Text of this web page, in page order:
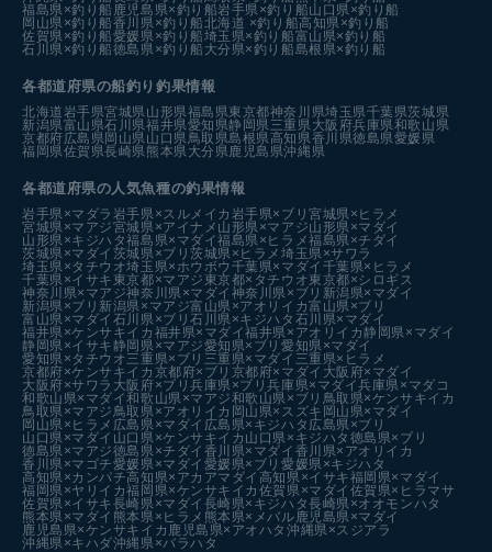
福島県×釣り船 鹿児島県×釣り船岩手県×釣り船山口県×釣り船
岡山県×釣り船香川県×釣り船北海道 ×釣り船高知県×釣り船
佐賀県×釣り船愛媛県×釣り船埼玉県×釣り船富山県×釣り船
石川県×釣り船徳島県×釣り船 大分県×釣り船島根県×釣り船
各都道府県の船釣り釣果情報
北海道 岩手県宮城県 山形県福島県東京都神奈川県埼玉県千葉県茨城県
新潟県富山県石川県福井県愛知県静岡県 三重県 大阪府兵庫県和歌山県
京都府広島県岡山県 山口県 鳥取県島根県高知県香川県徳島県愛媛県
福岡県佐賀県長崎県 熊本県 大分県 鹿児島県沖縄県
各都道府県の人気魚種の釣果情報
岩手県×マダラ 岩手県×スルメイカ 岩手県×ブリ宮城県×ヒラメ
宮城県×マアジ宮城県×アイナメ 山形県×マアジ山形県×マダイ
山形県×キジハタ福島県×マダイ福島県×ヒラメ福島県×チダイ
茨城県×マダイ 茨城県×ブリ茨城県×ヒラメ埼玉県×サワラ
埼玉県×タチウオ埼玉県×ホウボウ 千葉県×マダイ 千葉県×ヒラメ
千葉県×イサキ 東京都×マアジ 東京都×タチウオ東京都×シロギス
神奈川県×マアジ神奈川県×マダイ 神奈川県×ブリ 新潟県×マダイ
新潟県×ブリ 新潟県×マアジ富山県×アオリイカ富山県×ブリ
富山県×マダイ 石川県×ブリ石川県×キジハタ 石川県×マダイ
福井県×ケンサキイカ 福井県×マダイ福井県×アオリイカ静岡県×マダイ
静岡県×イサキ静岡県×マアジ愛知県×ブリ愛知県×マダイ
愛知県×タチウオ三重県×ブリ 三重県×マダイ 三重県×ヒラメ
京都府×ケンサキイカ 京都府×ブリ 京都府×マダイ 大阪府×マダイ
大阪府×サワラ 大阪府×ブリ兵庫県×ブリ兵庫県×マダイ兵庫県×マダコ
和歌山県×マダイ和歌山県×マアジ和歌山県×ブリ 鳥取県×ケンサキイカ
鳥取県×マアジ 鳥取県×アオリイカ 岡山県×スズキ 岡山県×マダイ
岡山県×ヒラメ 広島県×マダイ 広島県×キジハタ 広島県×ブリ
山口県×マダイ 山口県×ケンサキイカ 山口県×キジハタ 徳島県×ブリ
徳島県×マアジ徳島県×チダイ 香川県×マダイ 香川県×アオリイカ
香川県×マゴチ愛媛県×マダイ 愛媛県×ブリ愛媛県×キジハタ
高知県×カンパチ高知県×アカアマダイ 高知県×イサキ福岡県×マダイ
福岡県×ヤリイカ福岡県×ケンサキイカ 佐賀県×マダイ 佐賀県×ヒラマサ
佐賀県×イサキ長崎県×マダイ 長崎県×キジハタ長崎県×オオモンハタ
熊本県×マダイ 熊本県×ヒラメ 熊本県×メバル 鹿児島県×マダイ
鹿児島県×ケンサキイカ 鹿児島県×アオハタ沖縄県×スジアラ
沖縄県×キハダ沖縄県×バラハタ